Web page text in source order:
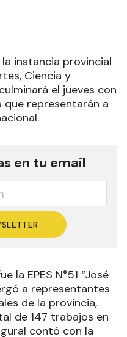
instancia provincial
Ciencia y
el jueves con
en tu email
EPES N°51 “José
a representantes
de la provincia,